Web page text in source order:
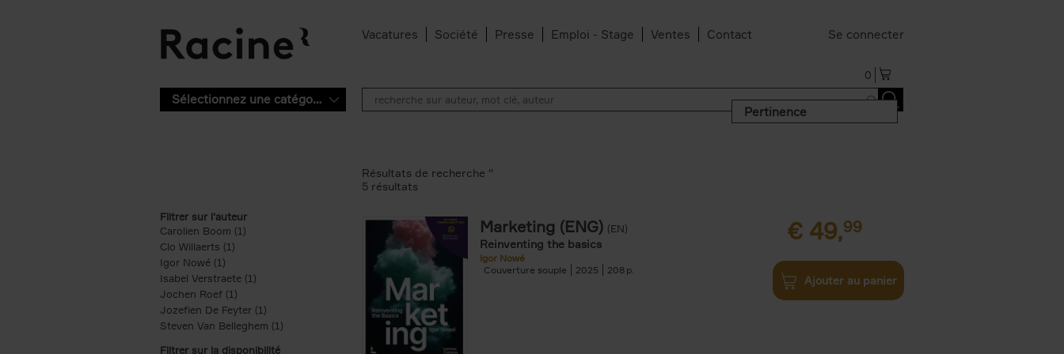
Vacatures Société Presse Emploi - Stage Ventes Contact Se connecter
0
Sélectionnez une catégorie
Pertinence
Filtrer sur l'auteur
Carolien Boom (1)
Clo Willaerts (1)
Igor Nowé (1)
Isabel Verstraete (1) Apply Isabel Verstraete filter
Jochen Roef (1)
Jozefien De Feyter (1) Apply Jozefien De Feyter filter
Steven Van Belleghem (1) Apply Steven Van Belleghem filter
Filtrer sur la disponibilité
Résultats de recherche ''
5 résultats
Marketing (ENG) (EN)
Reinventing the basics
Igor Nowé
Couverture souple
2025 208
€ 49,99
Ajouter au panier